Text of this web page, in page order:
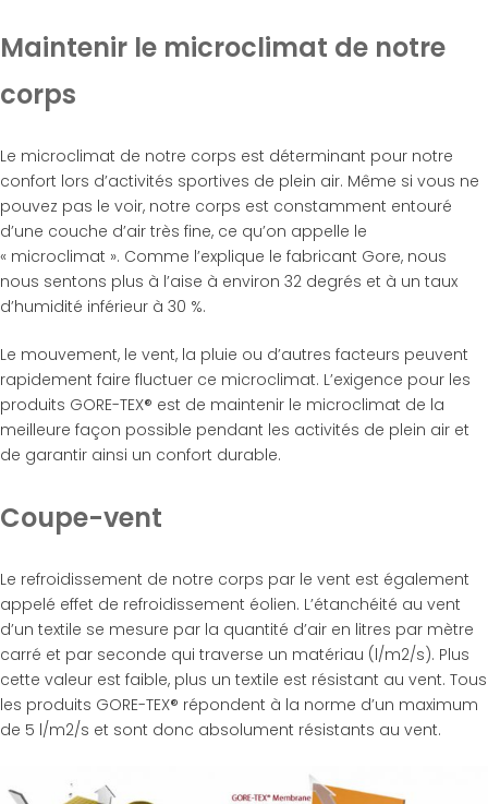
Maintenir le microclimat de notre
corps
Le microclimat de notre corps est déterminant pour notre
confort lors d’activités sportives de plein air. Même si vous ne
pouvez pas le voir, notre corps est constamment entouré
d’une couche d’air très fine, ce qu’on appelle le
« microclimat ». Comme l’explique le fabricant Gore, nous
nous sentons plus à l’aise à environ 32 degrés et à un taux
d’humidité inférieur à 30 %.
Le mouvement, le vent, la pluie ou d’autres facteurs peuvent
rapidement faire fluctuer ce microclimat. L’exigence pour les
produits GORE-TEX® est de maintenir le microclimat de la
meilleure façon possible pendant les activités de plein air et
de garantir ainsi un confort durable.
Coupe-vent
Le refroidissement de notre corps par le vent est également
appelé effet de refroidissement éolien. L’étanchéité au vent
d’un textile se mesure par la quantité d’air en litres par mètre
carré et par seconde qui traverse un matériau (l/m2/s). Plus
cette valeur est faible, plus un textile est résistant au vent. Tous
les produits GORE-TEX® répondent à la norme d’un maximum
de 5 l/m2/s et sont donc absolument résistants au vent.